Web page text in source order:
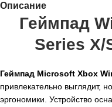
Описание
Геймпад
Series X/
Геймпад Microsoft Xbox
привлекательно выглядит,
эргономики. Устройство